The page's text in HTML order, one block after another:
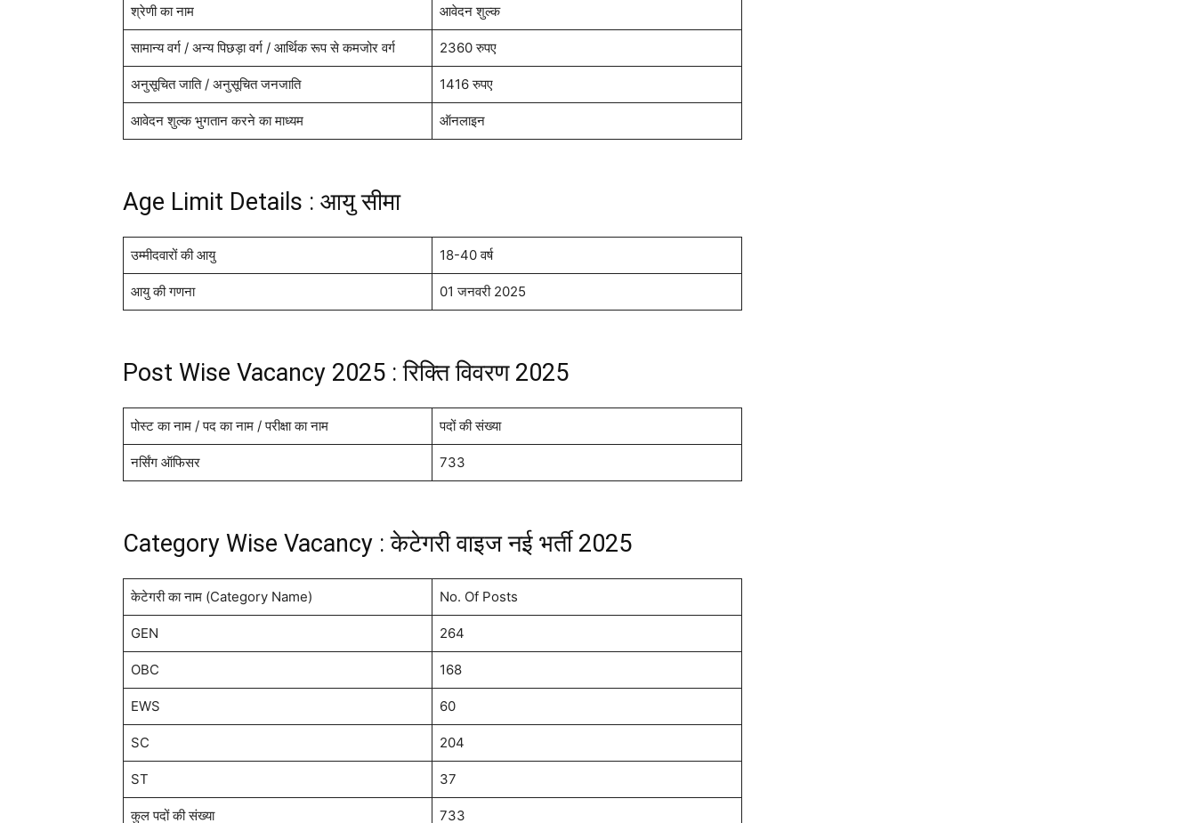
श्रेणी का नाम आवेदन शुल्क
सामान्य वर्ग / अन्य पिछड़ा वर्ग / आर्थिक रूप से कमजोर वर्ग 2360 रुपए
अनुसूचित जाति / अनुसूचित जनजाति 1416 रुपए
आवेदन शुल्क भुगतान करने का माध्यम ऑनलाइन
Age Limit Details : आयु सीमा
उम्मीदवारों की आयु 18-40 वर्ष
आयु की गणना 01 जनवरी 2025
Post Wise Vacancy 2025 : रिक्ति विवरण 2025
पोस्ट का नाम / पद का नाम / परीक्षा का नाम पदों की संख्या
नर्सिंग ऑफिसर 733
Category Wise Vacancy : केटेगरी वाइज नई भर्ती 2025
केटेगरी का नाम (Category Name) No. Of Posts
GEN 264
OBC 168
EWS 60
SC 204
ST 37
कुल पदों की संख्या 733